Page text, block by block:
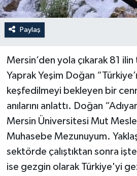
Paylaş
Mersin’den yola çıkarak 81 ilin
Yaprak Yeşim Doğan
keşfedilmeyi bekleyen bir
anılarını anlattı. Doğan
Mersin Üniversitesi Mut
Muhasebe Mezunuyum.
sektörde çalıştıktan sonra
ise gezgin olarak Türkiye'yi